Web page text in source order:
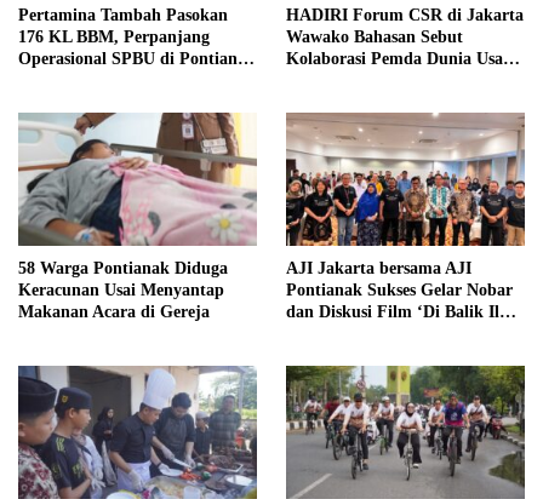
Pertamina Tambah Pasokan
176 KL BBM, Perpanjang
Operasional SPBU di Pontianak
HADIRI Forum CSR di Jakarta
Wawako Bahasan Sebut
Kolaborasi Pemda Dunia Usaha
58 Warga Pontianak Diduga
Keracunan Usai Menyantap
Makanan Acara di Gereja
AJI Jakarta bersama AJI
Pontianak Sukses Gelar Nobar
dan Diskusi Film ‘Di Balik Ilusi